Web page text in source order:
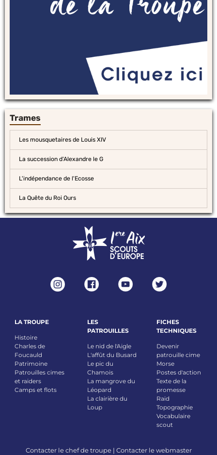
Trames
Les mousquetaires de Louis XIV
La succession d'Alexandre le G
L'indépendance de l'Ecosse
La Quête du Roi Ours
LA TROUPE
Histoire
Charles de
Foucauld
Patrimoine
Patrouilles cimes
et raiders
Camps et flots
LES
PATROUILLES
Le nid de l'Aigle
L'affût du Busard
Le pic du
Chamois
La mangrove du
Léopard
La clairière du
Loup
FICHES
TECHNIQUES
Devenir
patrouille cime
Morse
Postes d'action
Texte de la
promesse
Raid
Topographie
Vocabulaire
scout
Contacter le chef de troupe| Contacter le webmaster